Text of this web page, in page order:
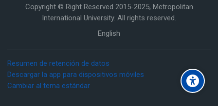
Copyright © Right Reserved 2015-2025, Metropolitan
International University. All rights reserved.
English
Resumen de retención de datos
Descargar la app para dispositivos móviles
Cambiar al tema estándar